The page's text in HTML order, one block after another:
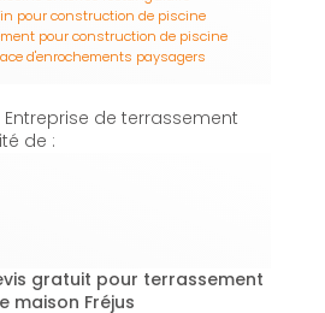
pour construction de piscine
pour construction de piscine
d'enrochements paysagers
Entreprise de terrassement
de :
gratuit pour terrassement
maison Fréjus